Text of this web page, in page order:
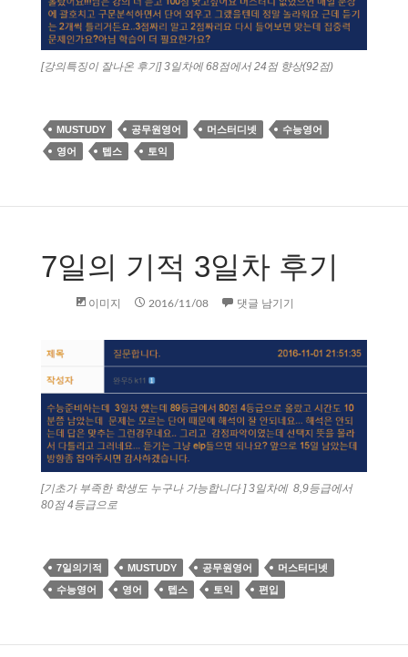
[강의특징이 잘나온 후기] 3일차에 68점에서 24점 향상(92점)
MUSTUDY 공무원영어 머스터디넷
수능영어
영어
텝스 토익
7일의 기적 3일차 후기
이미지 2016/11/08 댓글 남기기
[기초가 부족한 학생도 누구나 가능합니다 ] 3일차에 8,9등급에서
80점 4등급으로
7일의기적 MUSTUDY 공무원영어
머스터디넷
수능영어
영어 텝스 토익 편입